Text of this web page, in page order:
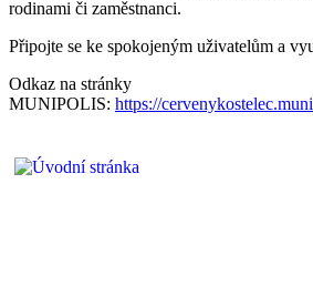
rodinami či zaměstnanci.
Připojte se ke spokojeným uživatelům a
Odkaz na stránky
MUNIPOLIS: https://